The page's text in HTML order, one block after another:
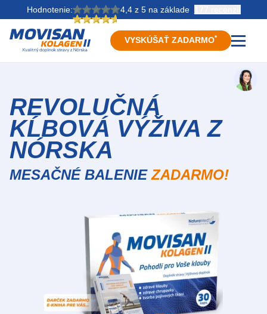
Hodnotenie: 4,4 z 5 na základe
VYSKÚŠAŤ ZADARMO*
REVOLUČNÁ
KĹBOVÁ VÝŽIVA Z
NÓRSKA
MESAČNÉ BALENIEZADARMO!